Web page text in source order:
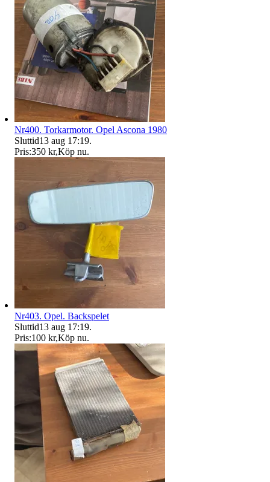
Nr400. Torkarmotor. Opel Ascona 1980
Sluttid13 aug 17:19.
Pris:350 kr,Köp nu.
Nr403. Opel. Backspelet
Sluttid13 aug 17:19.
Pris:100 kr,Köp nu.